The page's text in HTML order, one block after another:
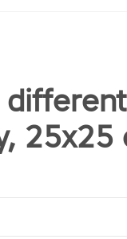
different
25x25